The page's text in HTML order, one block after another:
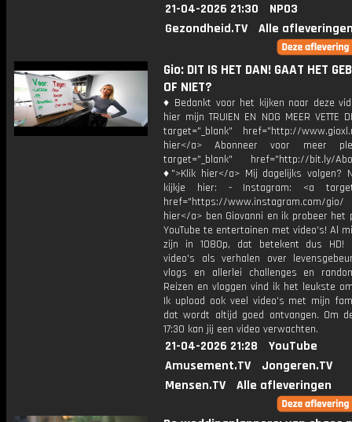
21-04-2026 21:30
NPO3
Gezondheid.TV
Alle
Gio: DIT IS HET DAN! GAAT HET
OF NIET?
♦ Bedankt voor het kijken naar deze
hier mijn TRUIEN EN NOG MEER VETTE
target="_blank" href="http://
hier</a> Abonneer voor meer
target="_blank" href="http://bit.ly/
♦">Klik hier</a> Mij dagelijks volgen?
kijkje hier: - Instagram: <a
href="https://www.instagram.com/
hier</a> ben Giovanni en ik probeer het
YouTube te entertainen met video's! Al
zijn in 1080p, dat betekent dus HD!
video's als verhalen over
vlogs en allerlei challenges en
Reizen en vloggen vind ik het leukste
Ik upload ook veel video's met mijn
dat wordt altijd goed ontvangen. Om
17:30 kan jij een video verwachten.
21-04-2026 21:28
YouTube
Amusement.TV
Jongeren.TV
Mensen.TV
Alle afleveringen